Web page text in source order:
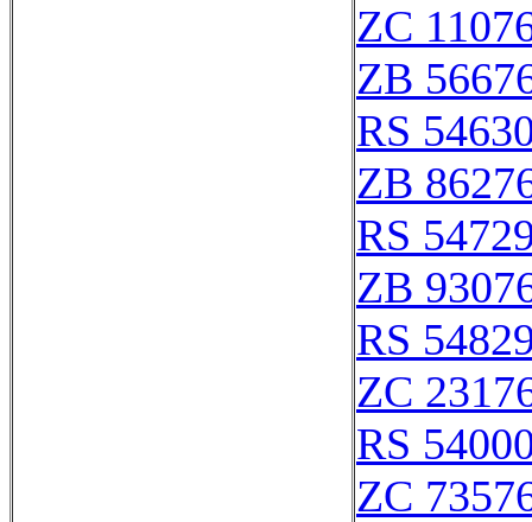
ZC
ZB
RS
ZB
RS
ZB
RS
ZC
RS
ZC